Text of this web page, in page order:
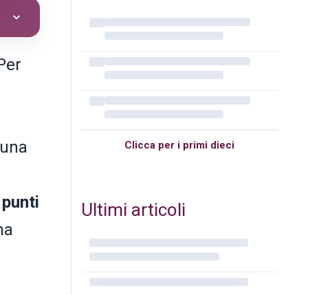
Clicca per i primi dieci
Ultimi articoli